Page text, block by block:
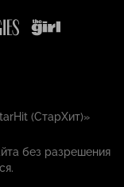
(СтарХит)»
без разрешения